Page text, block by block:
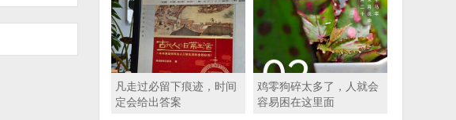
凡走过必留下痕迹，时间
定会给出答案
鸡零狗碎太多了，人就会
容易困在这里面